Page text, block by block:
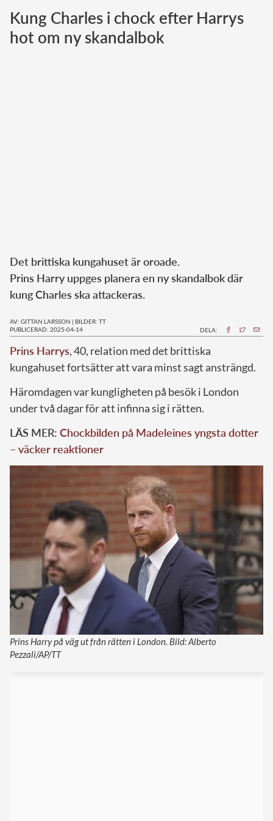
Norska kungahuset
Danska kungahuset
Kung Charles i chock efter Harrys
hot om ny skandalbok
Det brittiska kungahuset är oroade.
Prins Harry uppges planera en ny skandalbok där
kung Charles ska attackeras.
AV: GITTAN LARSSON | BILDER: TT
PUBLICERAD: 2025-04-14
DELA:
Prins Harrys, 40, relation med det brittiska
kungahuset fortsätter att vara minst sagt ansträngd.
Häromdagen var kungligheten på besök i London
under två dagar för att infinna sig i rätten.
LÄS MER: Chockbilden på Madeleines yngsta dotter
– väcker reaktioner
Prins Harry på väg ut från rätten i London. Bild: Alberto
Pezzali/AP/TT